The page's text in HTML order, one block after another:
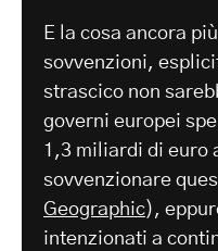
E la cosa ancora
sovvenzioni,
strascico non
governi europei
1,3 miliardi di euro
sovvenzionare
Geographic),
intenzionati a